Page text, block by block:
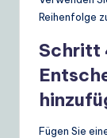
Reihenfolge
Schritt
Fügen Sie